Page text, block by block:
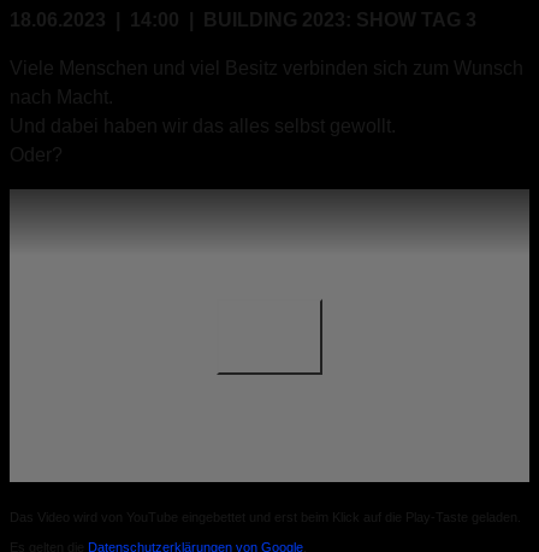
18.06.2023 | 14:00 | BUILDING 2023: SHOW TAG 3
Viele Menschen und viel Besitz verbinden sich zum Wunsch
nach Macht.
Und dabei haben wir das alles selbst gewollt.
Oder?
Das Video wird von YouTube eingebettet und erst beim Klick auf die Play-Taste geladen.
Es gelten die Datenschutzerklärungen von Google